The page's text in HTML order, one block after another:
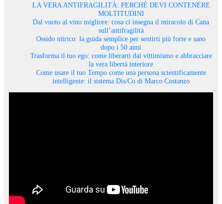
LA VERA ANTIFRAGILITÀ: PERCHÉ DEVI CONTENERE
MOLTITUDINI
Dal vuoto al vino migliore: cosa ci insegna il miracolo di Cana
sull’antifragilità
Ossido nitrico: la guida semplice per sentirti più forte e sano
dopo i 50 anni
Trasforma il tuo ego: come liberarti dal vittimismo e abbracciare
la vera libertà interiore
Come usare il tuo Tempo come una persona scientificamente
intelligente: il sistema Dis/Co di Marco Costanzo